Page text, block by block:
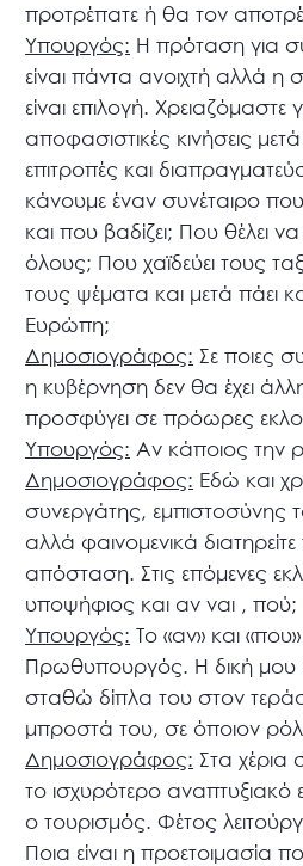
προτρέπατε ή θα τον
Υπουργός: Η πρόταση για
είναι πάντα ανοιχτή αλλά η
είναι επιλογή. Χρειαζόμαστε
αποφασιστικές κινήσεις
επιτροπές και
κάνουμε έναν συνέταιρο
και που βαδίζει; Που θέλει
όλους; Που χαϊδεύει τους
τους ψέματα και μετά πάει
Ευρώπη;
Δημοσιογράφος: Σε ποιες
η κυβέρνηση δεν θα έχει
προσφύγει σε πρόωρες
Υπουργός: Αν κάποιος την
Δημοσιογράφος: Εδώ και
συνεργάτης, εμπιστοσύνης
αλλά φαινομενικά
απόσταση. Στις επόμενες
υποψήφιος και αν ναι , πού;
Υπουργός: Το «αν» και
Πρωθυπουργός. Η δική μου
σταθώ δίπλα του στον
μπροστά του, σε όποιον ρόλο
Δημοσιογράφος: Στα χέρια
το ισχυρότερο αναπτυξιακό
ο τουρισμός. Φέτος
Ποια είναι η προετοιμασία